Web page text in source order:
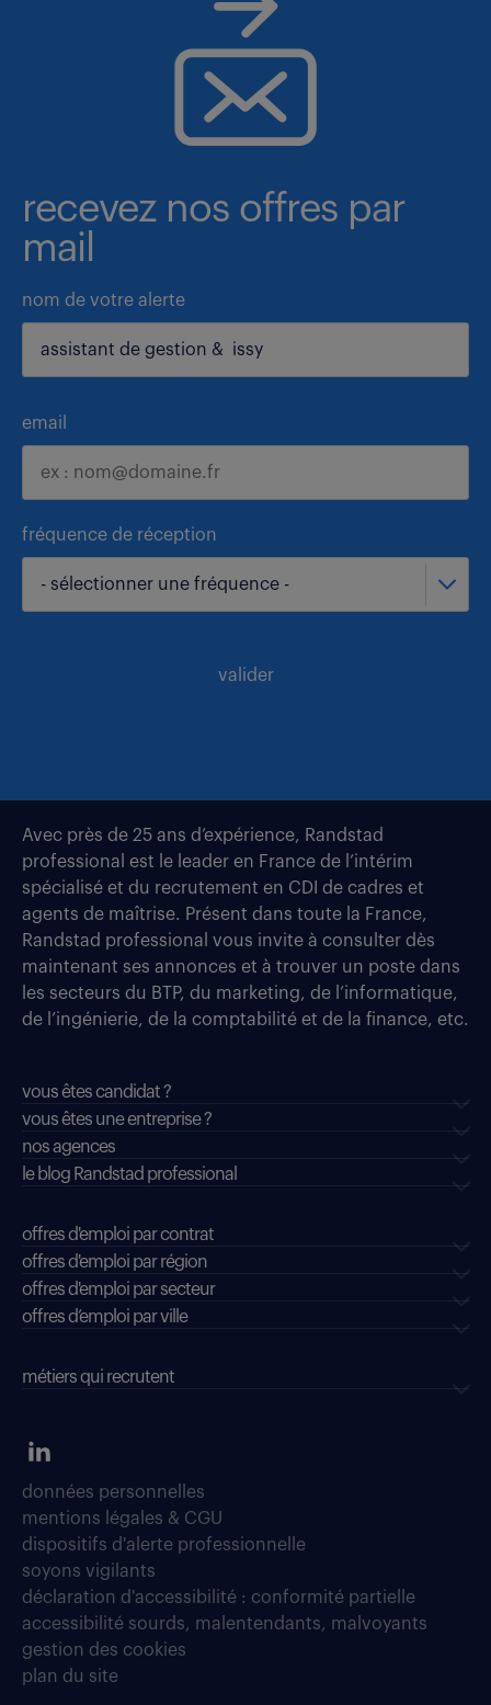
recevez nos offres par
mail
nom de votre alerte
email
fréquence de réception
- sélectionner une fréquence -
valider
Avec près de 25 ans d’expérience, Randstad
professional est le leader en France de l’intérim
spécialisé et du recrutement en CDI de cadres et
agents de maîtrise. Présent dans toute la France,
Randstad professional vous invite à consulter dès
maintenant ses annonces et à trouver un poste dans
les secteurs du BTP, du marketing, de l’informatique,
de l’ingénierie, de la comptabilité et de la finance, etc.
vous êtes candidat ?
vous êtes une entreprise ?
nos agences
le blog Randstad professional
offres d'emploi par contrat
offres d'emploi par région
offres d'emploi par secteur
offres d’emploi par ville
métiers qui recrutent
données personnelles
mentions légales & CGU
dispositifs d'alerte professionnelle
soyons vigilants
déclaration d'accessibilité : conformité partielle
accessibilité sourds, malentendants, malvoyants
gestion des cookies
plan du site